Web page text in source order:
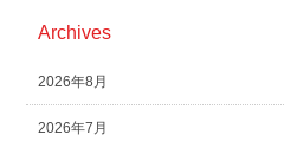
Archives
2026年8月
2026年7月